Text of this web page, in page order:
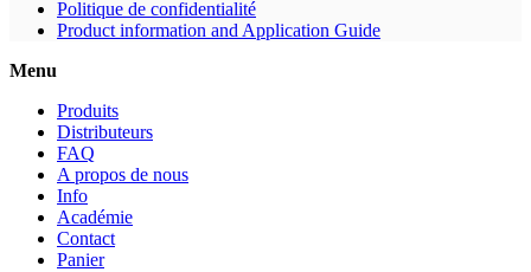
Politique de confidentialité
Product information and Application Guide
Menu
Produits
Distributeurs
FAQ
A propos de nous
Info
Académie
Contact
Panier